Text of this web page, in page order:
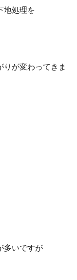
地処理を
が変わってきま
多いですが